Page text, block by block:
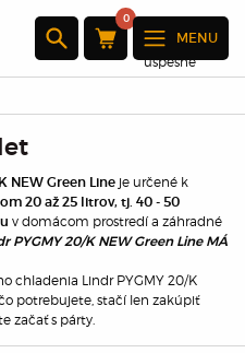
0
Produkt bol
úspešne
pridaný do
Množstvo :
Prejdite k
MENU
NEW Green Line je určené k
20 až 25 litrov, tj. 40 - 50
v domácom prostredí a záhradné
PYGMY 20/K NEW Green Line MÁ
chladenia Lindr PYGMY 20/K
potrebujete, stačí len zakúpiť
začať s párty.